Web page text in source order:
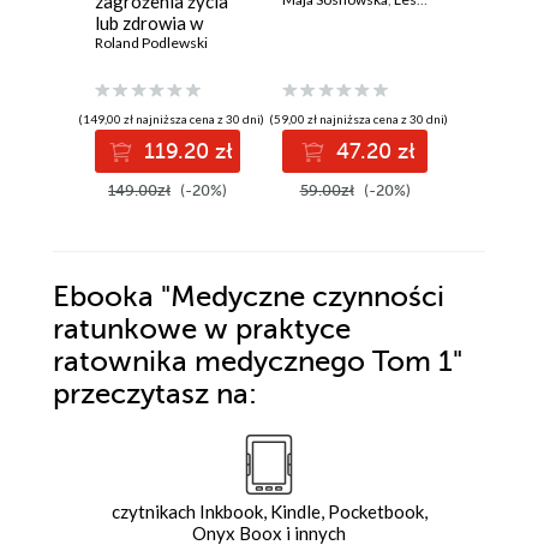
lub zdrowia w
praktyce
medycznego. Tom
Roland Podlewski
(149,00 zł najniższa cena z 30 dni)
119.20 zł
149.00zł (-20%)
(59,00 zł najniższa cena z 30 dni)
47.20 zł
59.00zł (-20%)
Ebooka "Medyczne czynności
ratunkowe w praktyce
ratownika medycznego Tom 1"
przeczytasz na:
czytnikach Inkbook, Kindle, Pocketbook,
Onyx Boox i innych